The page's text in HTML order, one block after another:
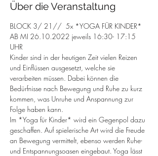
Über die Veranstaltung
BLOCK 3/ 21//  5x *YOGA FÜR KINDER*
AB MI 26.10.2022 jeweils 16:30- 17:15
UHR
Kinder sind in der heutigen Zeit vielen Reizen
und Einflüssen ausgesetzt, welche sie
verarbeiten müssen. Dabei können die
Bedürfnisse nach Bewegung und Ruhe zu kurz
kommen, was Unruhe und Anspannung zur
Folge haben kann.
Im *Yoga für Kinder* wird ein Gegenpol dazu
geschaffen. Auf spielerische Art wird die Freude
an Bewegung vermittelt, ebenso werden Ruhe-
und Entspannungsoasen eingebaut. Yoga lässt